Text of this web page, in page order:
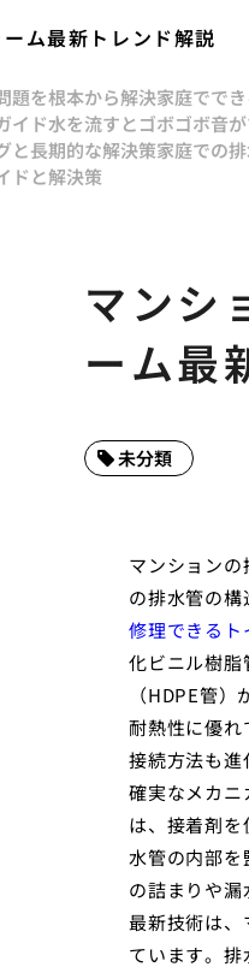
ム最新トレンド解説
題を根本から解決家庭でで
イド水を流すとゴボゴボ音
と長期的な解決策家庭での
ドと解決策
マンシ
ーム最
未分類
マンション
の排水管の構
修理できるト
化ビニル樹脂
（HDPE管
耐熱性に優れ
接続方法も進
確実なメカ
は、接着剤
水管の内部
の詰まりや
最新技術は、
ています。